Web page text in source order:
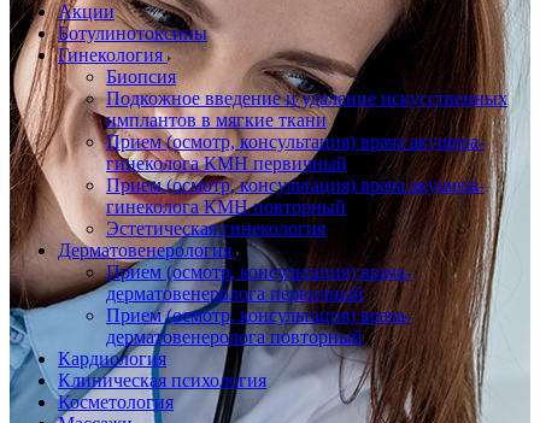
Акции
Ботулинотоксины
Гинекология
Биопсия
Подкожное введение и удаление искусственных
имплантов в мягкие ткани
Прием (осмотр, консультация) врача акушера-
гинеколога КМН первичный
Прием (осмотр, консультация) врача акушера-
гинеколога КМН повторный
Эстетическая гинекология
Дерматовенерология
Прием (осмотр, консультация) врача-
дерматовенеролога первичный
Прием (осмотр, консультация) врача-
дерматовенеролога повторный
Кардиология
Клиническая психология
Косметология